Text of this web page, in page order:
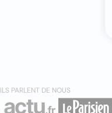
ILS PARLENT DE NOUS